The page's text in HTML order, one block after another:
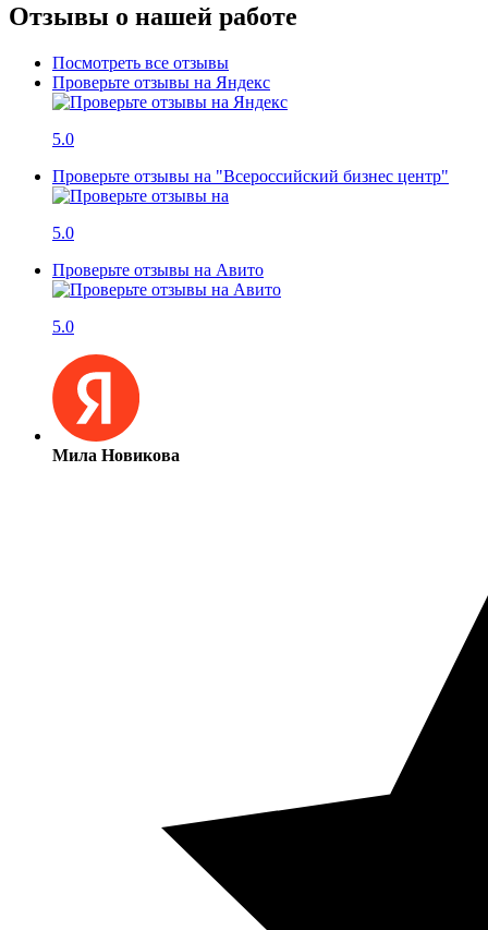
Отзывы о нашей работе
Посмотреть все отзывы
Проверьте отзывы на Яндекс
5.0
Проверьте отзывы на "Всероссийский бизнес центр"
5.0
Проверьте отзывы на Авито
5.0
Мила Новикова